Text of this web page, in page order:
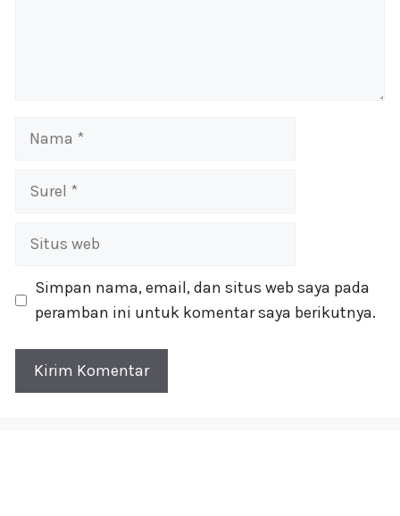
Nama
Surel
Situs
Simpan nama, email, dan situs web saya pada
peramban ini untuk komentar saya berikutnya.